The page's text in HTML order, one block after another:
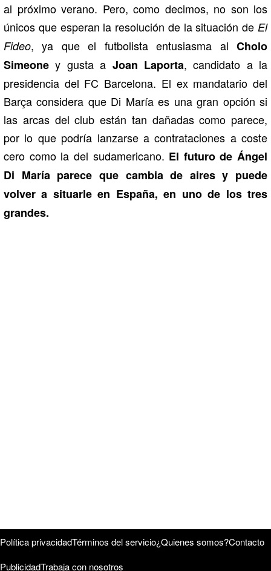
al próximo verano. Pero, como decimos, no son los
únicos que esperan la resolución de la situación de El
Fideo, ya que el futbolista entusiasma al Cholo
Simeone y gusta a Joan Laporta, candidato a la
presidencia del FC Barcelona. El ex mandatario del
Barça considera que Di María es una gran opción si
las arcas del club están tan dañadas como parece,
por lo que podría lanzarse a contrataciones a coste
cero como la del sudamericano. El futuro de Ángel
Di María parece que cambia de aires y puede
volver a situarle en España, en uno de los tres
grandes.
Política privacidadTérminos del servicio¿Quienes somos?Contacto
PublicidadTrabaja con nosotros